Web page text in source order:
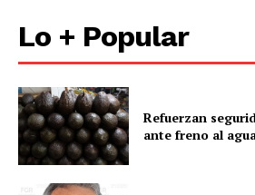
Lo + Popular
Refuerzan
ante freno al